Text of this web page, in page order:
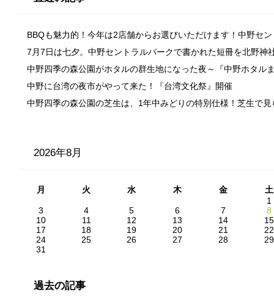
BBQも魅力的！今年は2店舗からお選びいただけます！中野セ
7月7日は七夕。中野セントラルパークで書かれた短冊を北野神
中野四季の森公園がホタルの群生地になった夜～『中野ホタル
中野に台湾の夜市がやって来た！『台湾文化祭』開催
中野四季の森公園の芝生は、1年中みどりの特別仕様！芝生で
2026年8月
月 火 水 木 金
土
1
3
4 5 6 7
8
10
11 12 13 14
15
17
18 19 20 21
22
24
25 26 27 28
29
31
過去の記事